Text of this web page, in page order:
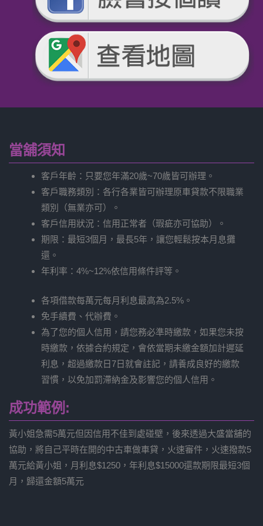
當舖須知
客戶年齡：只要您年滿20歲~70歲皆可辦理。
客戶職務類別：各行各業皆可辦理原車貸款不限職業
類別（無業亦可）。
客戶信用狀況：信用正常者（瑕疵亦可協助）。
期限：最短3個月，最長5年，讓您輕鬆按本月息攤
還。
年利率：4%~12%依信用條件評等。
各項借款每萬元每月利息最高為2.5%。
免手續費、代辦費。
為了您的個人信用，請您務必準時繳款，如果您未按
時繳款，依據合約規定，會依當期未繳金額加計遲延
利息，超過繳款日7日就會註記，請養成良好的繳款
習慣，以免加罰滯納金及影響您的個人信用。
成功範例:
黃小姐急需5萬元但因信用不佳到處碰壁，後來透過大盛當舖的
協助，將自己平時在開的中古車做車貸，火速審件，火速撥款5
萬元給黃小姐，月利息$1250，年利息$15000還款期限最短3個
月，歸還金額5萬元